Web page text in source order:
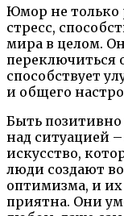
Юмор не только
стресс,
мира в целом.
переключиться
способствует
и общего
Быть
над ситуацией
искусство,
люди создают
оптимизма, и
приятна. Они